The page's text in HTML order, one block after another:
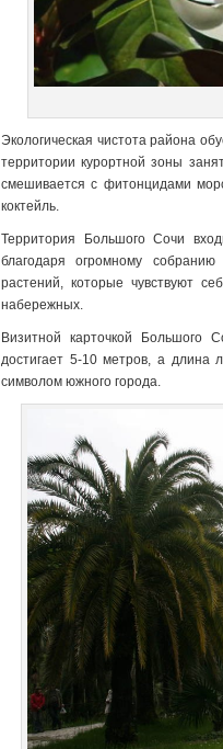
Экологическая чистота района
территории курортной зоны
смешивается с фитонцидами
коктейль.
Территория Большого Сочи
благодаря огромному
растений, которые чувствуют
набережных.
Визитной карточкой Большого
достигает 5-10 метров, а длина
символом южного города.